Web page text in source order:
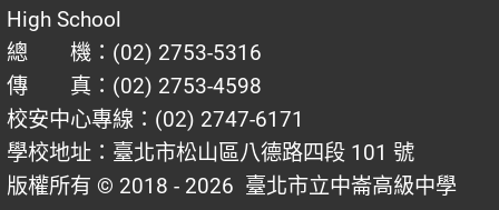
High School
總 機：(02) 2753-5316
傳 真：(02) 2753-4598
校安中心專線：(02) 2747-6171
學校地址：臺北市松山區八德路四段 101 號
版權所有 © 2018 - 2026 臺北市立中崙高級中學